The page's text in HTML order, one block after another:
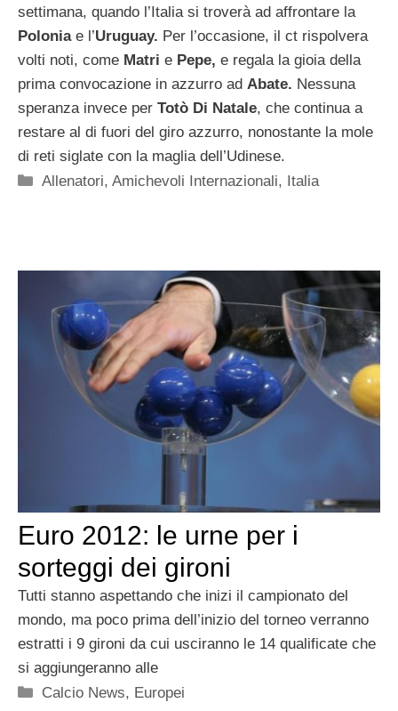
settimana, quando l’Italia si troverà ad affrontare la
Poloniae l’Uruguay. Per l’occasione, il ct rispolvera
volti noti, come Matri e Pepe, e regala la gioia della
prima convocazione in azzurro ad Abate. Nessuna
speranza invece per Totò Di Natale, che continua a
restare al di fuori del giro azzurro, nonostante la mole
di reti siglate con la maglia dell’Udinese.
Categorie
Allenatori,Amichevoli Internazionali, Italia
Euro 2012: le urne per i
sorteggi dei gironi
Tutti stanno aspettando che inizi il campionato del
mondo, ma poco prima dell’inizio del torneo verranno
estratti i 9 gironi da cui usciranno le 14 qualificate che
si aggiungeranno alle
Categorie
Calcio News, Europei